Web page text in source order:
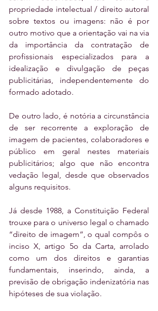
propriedade intelectual / direito autoral
sobre textos ou imagens: não é por
outro motivo que a orientação vai na via
da importância da contratação de
profissionais especializados para a
idealização e divulgação de peças
publicitárias, independentemente do
formado adotado.
De outro lado, é notória a circunstância
de ser recorrente a exploração de
imagem de pacientes, colaboradores e
público em geral nestes materiais
publicitários; algo que não encontra
vedação legal, desde que observados
alguns requisitos.
Já desde 1988, a Constituição Federal
trouxe para o universo legal o chamado
“direito de imagem”, o qual compôs o
inciso X, artigo 5o da Carta, arrolado
como um dos direitos e garantias
fundamentais, inserindo, ainda, a
previsão de obrigação indenizatória nas
hipóteses de sua violação.